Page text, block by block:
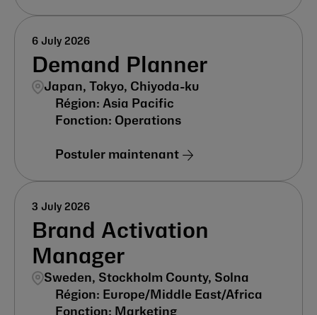
Demand Planner
Japan, Tokyo, Chiyoda-ku
6 July 2026
Asia Pacific
Operations
Postuler maintenant
Brand Activation
Manager
Sweden, Stockholm County, Solna
3 July 2026
Europe/Middle East/Africa
Marketing